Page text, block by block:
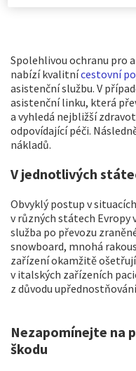
Spolehlivou ochranu pro
nabízí kvalitnícestovní
asistenční službu. V
asistenční linku, která
a vyhledá nejbližší
odpovídající péči.
nákladů.
V jednotlivých
Obvyklý postup v
v různých státech Evropy
služba po převozu
snowboard, mnohá
zařízení okamžitě
v italských zařízeních
z důvodu
Nezapomínejte na
škodu